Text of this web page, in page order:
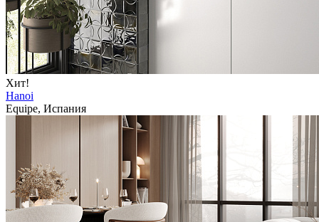
Хит!
Hanoi
Equipe, Испания